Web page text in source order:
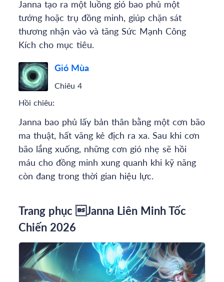
Janna tạo ra một luồng gió bao phủ một
tướng hoặc trụ đồng minh, giúp chặn sát
thương nhận vào và tăng Sức Mạnh Công
Kích cho mục tiêu.
Gió Mùa
Chiêu 4
Hồi chiêu:
Janna bao phủ lấy bản thân bằng một cơn bão
ma thuật, hất văng kẻ địch ra xa. Sau khi cơn
bão lắng xuống, những cơn gió nhẹ sẽ hồi
máu cho đồng minh xung quanh khi kỹ năng
còn đang trong thời gian hiệu lực.
Trang phục Janna Liên Minh Tốc
Chiến 2026